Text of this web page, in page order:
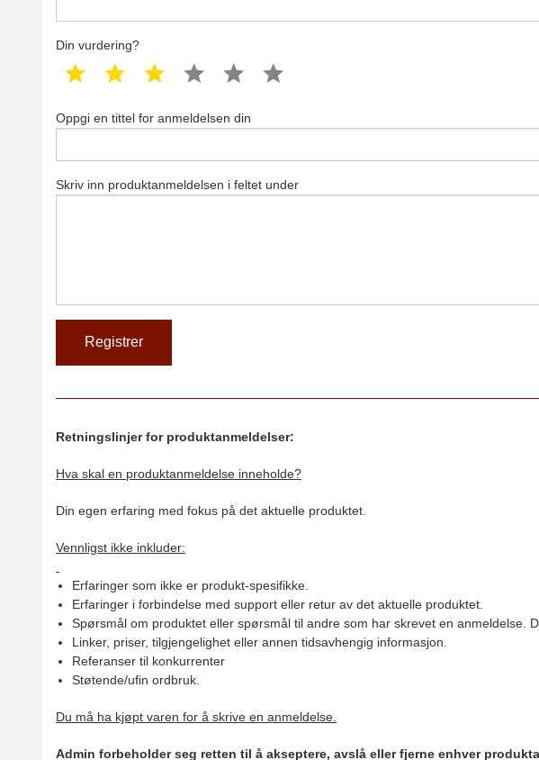
Din vurdering?
1 star 2 star 3 star 4 star 5 star
Oppgi en tittel for anmeldelsen din
Skriv inn produktanmeldelsen i feltet under
Retningslinjer for produktanmeldelser:
Hva skal en produktanmeldelse inneholde?
Din egen erfaring med fokus på det aktuelle produktet.
Vennligst ikke inkluder:
Erfaringer som ikke er produkt-spesifikke.
Erfaringer i forbindelse med support eller retur av det aktuelle produktet.
Spørsmål om produktet eller spørsmål til andre som har skrevet en anmeldelse.
Linker, priser, tilgjengelighet eller annen tidsavhengig informasjon.
Referanser til konkurrenter
Støtende/ufin ordbruk.
Du må ha kjøpt varen for å skrive en anmeldelse.
Admin forbeholder seg retten til å akseptere, avslå eller fjerne enhver